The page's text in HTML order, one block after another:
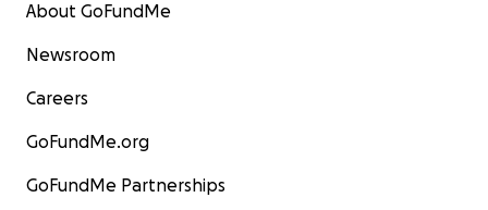
About GoFundMe
Newsroom
Careers
GoFundMe.org
GoFundMe Partnerships